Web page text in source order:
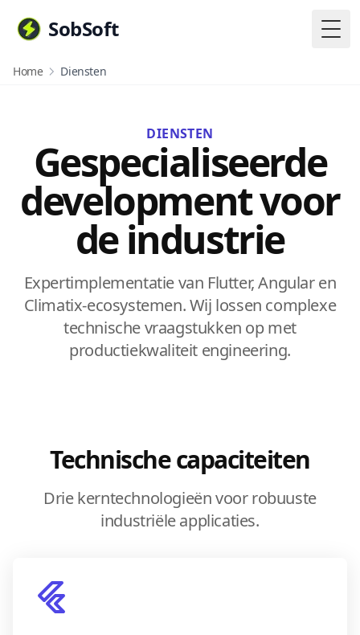
SobSoft
Home Diensten
DIENSTEN
Gespecialiseerde
development voor
de industrie
Expertimplementatie van Flutter, Angular en
Climatix-ecosystemen. Wij lossen complexe
technische vraagstukken op met
productiekwaliteit engineering.
Technische capaciteiten
Drie kerntechnologieën voor robuuste
industriële applicaties.